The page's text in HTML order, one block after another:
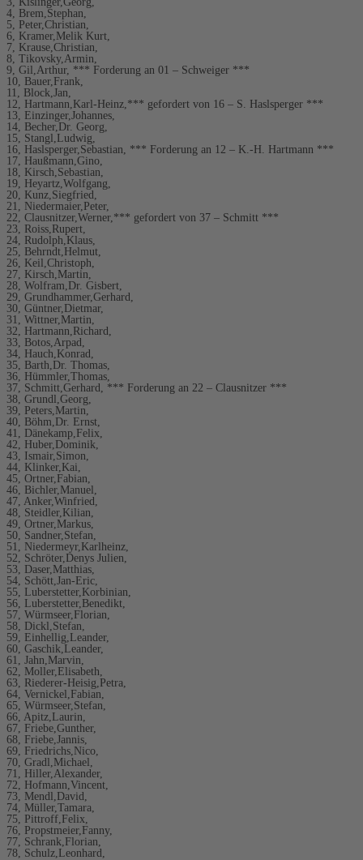
4, Brem,Stephan,
5, Peter,Christian,
6, Kramer,Melik Kurt,
7, Krause,Christian,
8, Tikovsky,Armin,
9, Gil,Arthur, *** Forderung an 01 – Schweiger ***
10, Bauer,Frank,
11, Block,Jan,
12, Hartmann,Karl-Heinz,*** gefordert von 16 – S. Haslsperger ***
13, Einzinger,Johannes,
14, Becher,Dr. Georg,
15, Stangl,Ludwig,
16, Haslsperger,Sebastian, *** Forderung an 12 – K.-H. Hartmann ***
17, Haußmann,Gino,
18, Kirsch,Sebastian,
19, Heyartz,Wolfgang,
20, Kunz,Siegfried,
21, Niedermaier,Peter,
22, Clausnitzer,Werner,*** gefordert von 37 – Schmitt ***
23, Roiss,Rupert,
24, Rudolph,Klaus,
25, Behrndt,Helmut,
26, Keil,Christoph,
27, Kirsch,Martin,
28, Wolfram,Dr. Gisbert,
29, Grundhammer,Gerhard,
30, Güntner,Dietmar,
31, Wittner,Martin,
32, Hartmann,Richard,
33, Botos,Arpad,
34, Hauch,Konrad,
35, Barth,Dr. Thomas,
36, Hümmler,Thomas,
37, Schmitt,Gerhard, *** Forderung an 22 – Clausnitzer ***
38, Grundl,Georg,
39, Peters,Martin,
40, Böhm,Dr. Ernst,
41, Dänekamp,Felix,
42, Huber,Dominik,
43, Ismair,Simon,
44, Klinker,Kai,
45, Ortner,Fabian,
46, Bichler,Manuel,
47, Anker,Winfried,
48, Steidler,Kilian,
49, Ortner,Markus,
50, Sandner,Stefan,
51, Niedermeyr,Karlheinz,
52, Schröter,Denys Julien,
53, Daser,Matthias,
54, Schött,Jan-Eric,
55, Luberstetter,Korbinian,
56, Luberstetter,Benedikt,
57, Würmseer,Florian,
58, Dickl,Stefan,
59, Einhellig,Leander,
60, Gaschik,Leander,
61, Jahn,Marvin,
62, Moller,Elisabeth,
63, Riederer-Heisig,Petra,
64, Vernickel,Fabian,
65, Würmseer,Stefan,
66, Apitz,Laurin,
67, Friebe,Gunther,
68, Friebe,Jannis,
69, Friedrichs,Nico,
70, Gradl,Michael,
71, Hiller,Alexander,
72, Hofmann,Vincent,
73, Mendl,David,
74, Müller,Tamara,
75, Pittroff,Felix,
76, Propstmeier,Fanny,
77, Schrank,Florian,
78, Schulz,Leonhard,